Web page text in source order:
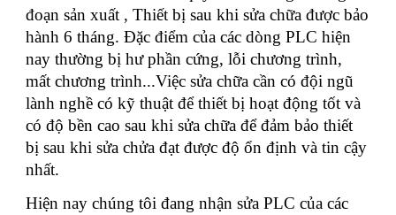
đoạn sản xuất , Thiết bị sau khi sửa chữa được bảo
hành 6 tháng. Đặc điểm của các dòng PLC hiện
nay thường bị hư phần cứng, lỗi chương trình,
mất chương trình...Việc sửa chữa cần có đội ngũ
lành nghề có kỹ thuật để thiết bị hoạt động tốt và
có độ bền cao sau khi sửa chữa để đảm bảo thiết
bị sau khi sửa chửa đạt được độ ổn định và tin cậy
nhất.
Hiện nay chúng tôi đang nhận sửa PLC của các